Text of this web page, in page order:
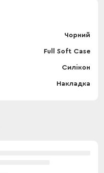
Чорний
Full Soft Case
Силікон
Накладка